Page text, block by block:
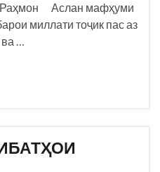
Раҳмон Аслан мафҳуми
миллати тоҷик пас аз
ва …